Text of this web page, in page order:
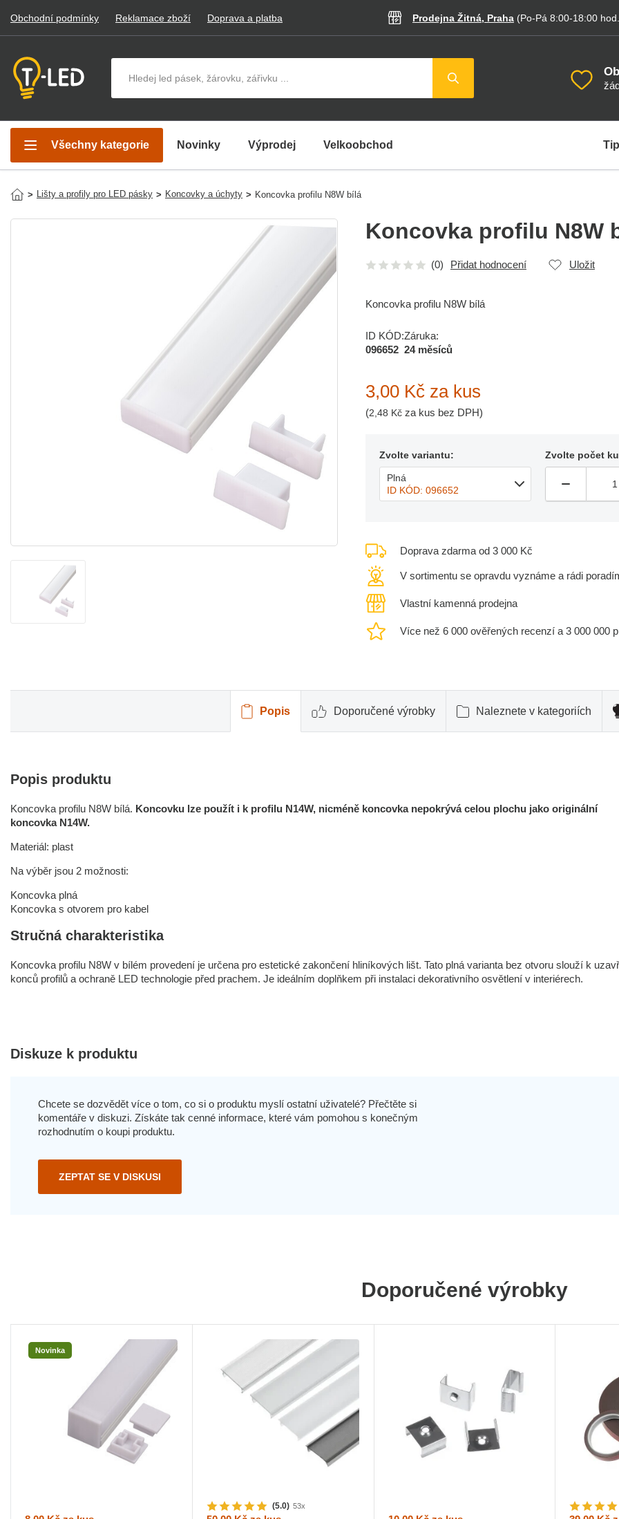
Obchodní podmínky Reklamace zboží Doprava a platba Prodejna Žitná, Praha (Po-Pá 8:00-18:00 hod.
Všechny kategorie Novinky Výprodej Velkoobchod
> Lišty a profily pro LED pásky > Koncovky a úchyty > Koncovka profilu N8W bílá
Koncovka profilu N8W
(0) Přidat hodnocení Uložit
Koncovka profilu N8W bílá
ID KÓD:
096652
Záruka:
24 měsíců
3,00 Kč za kus
(2,48 Kč za kus bez DPH)
Zvolte variantu:
Plná
ID KÓD: 096652
Zvolte počet
Doprava zdarma od 3 000 Kč
V sortimentu se opravdu vyznáme a rádi
Vlastní kamenná prodejna
Více než 6 000 ověřených recenzí a 3 000 000
Popis Doporučené výrobky Naleznete v kategoriích
Popis produktu
Koncovka profilu N8W bílá. Koncovku lze použít i k profilu N14W, nicméně koncovka nepokrývá celou plochu jako originální
koncovka N14W.
Materiál: plast
Na výběr jsou 2 možnosti:
Koncovka plná
Koncovka s otvorem pro kabel
Stručná charakteristika
Koncovka profilu N8W v bílém provedení je určena pro estetické zakončení hliníkových lišt. Tato plná varianta bez otvoru slouží k
konců profilů a ochraně LED technologie před prachem. Je ideálním doplňkem při instalaci dekorativního osvětlení v interiérech.
Diskuze k produktu
Chcete se dozvědět více o tom, co si o produktu myslí ostatní uživatelé? Přečtěte si
komentáře v diskuzi. Získáte tak cenné informace, které vám pomohou s konečným
rozhodnutím o koupi produktu.
ZEPTAT SE V DISKUSI
Doporučené výrobky
Novinka
(5.0) 53x